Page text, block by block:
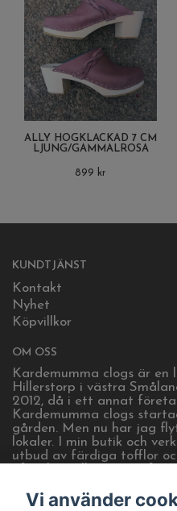
ALLY HÖGKLACKAD 7 CM
LJUNG/GAMMALROSA
899 kr
KUNDTJÄNST
Kontakt
Nyhet
Köpvillkor
OM OSS
Kardemumma clogs är
Hillerstorp i västra
2012, då i ett annat
Kardemumma clogs
gården. Men nu har jag
lokaler. I min butik och
utbud av färdiga tofflor
efter överenskommelse.
Vi använder